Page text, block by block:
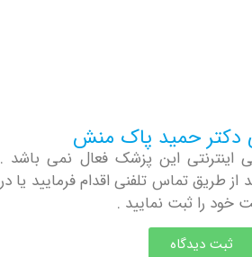
حمید پاک منش
این پزشک فعال نمی باشد .
تماس تلفنی اقدام فرمایید یا در
نمایید .
دیدگاه